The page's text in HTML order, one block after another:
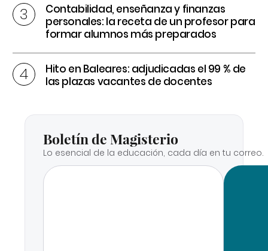
Contabilidad, enseñanza y finanzas
personales: la receta de un profesor para
formar alumnos más preparados
Hito en Baleares: adjudicadas el 99 % de
las plazas vacantes de docentes
Boletín de Magisterio
Lo esencial de la educación, cada día en tu correo.